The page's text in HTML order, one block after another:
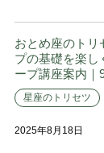
おとめ座のトリ
プの基礎を楽し
ープ講座案内｜
星座のトリセツ
2025年8月18日